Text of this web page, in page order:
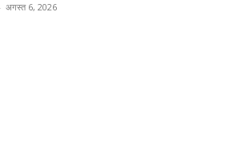
- अगस्त 6, 2026